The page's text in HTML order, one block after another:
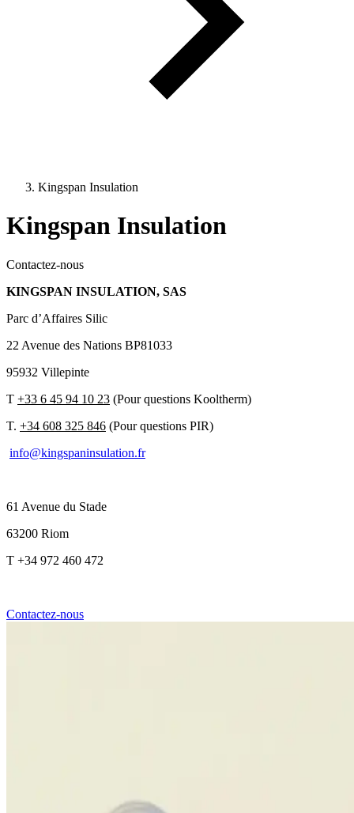
Kingspan Insulation
Kingspan Insulation
Contactez-nous
KINGSPAN INSULATION, SAS
Parc d’Affaires Silic
22 Avenue des Nations BP81033
95932 Villepinte
T +33 6 45 94 10 23 (Pour questions Kooltherm)
T. +34 608 325 846 (Pour questions PIR)
info@kingspaninsulation.fr
61 Avenue du Stade
63200 Riom
T +34 972 460 472
Contactez-nous